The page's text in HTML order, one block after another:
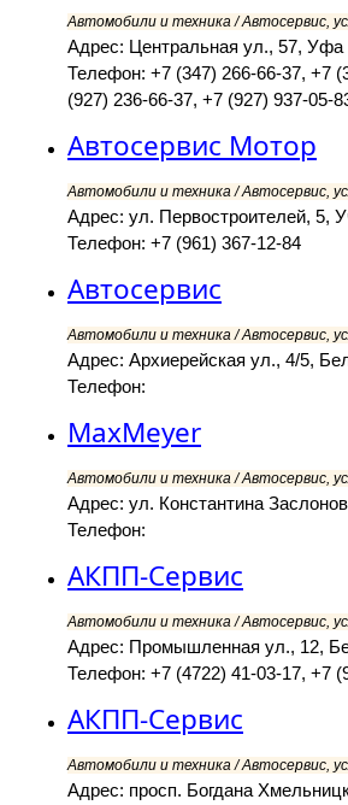
Автомобили и техника / Автосервис,
Адрес: Центральная ул., 57, Уфа
Телефон: +7 (347) 266-66-37, +7
(927) 236-66-37, +7 (927) 937-05-
Автосервис Мотор
Автомобили и техника / Автосервис,
Адрес: ул. Первостроителей, 5,
Телефон: +7 (961) 367-12-84
Автосервис
Автомобили и техника / Автосервис,
Адрес: Архиерейская ул., 4/5,
Телефон:
MaxMeyer
Автомобили и техника / Автосервис,
Адрес: ул. Константина
Телефон:
АКПП-Сервис
Автомобили и техника / Автосервис,
Адрес: Промышленная ул., 12,
Телефон: +7 (4722) 41-03-17, +7
АКПП-Сервис
Автомобили и техника / Автосервис,
Адрес: просп. Богдана